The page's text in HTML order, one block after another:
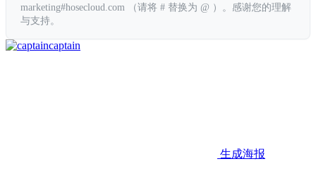
marketing#hosecloud.com （请将 # 替换为 @ ）。感谢您的理解
与支持。
captain
生成海报